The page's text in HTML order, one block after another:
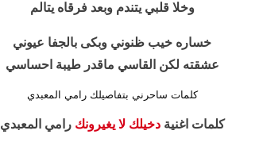
وخلا قلبي يتندم وبعد فرقاه يتالم
خساره خيب ظنوني وبكى بالجفا عيوني
عشقته لكن القاسي ماقدر طيبة احساسي
كلمات ساحرني بتفاصيلك رامي المعبدي
كلمات اغنيةدخيلك لا يغيرونك رامي المعبدي